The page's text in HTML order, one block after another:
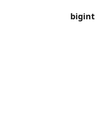
bigint